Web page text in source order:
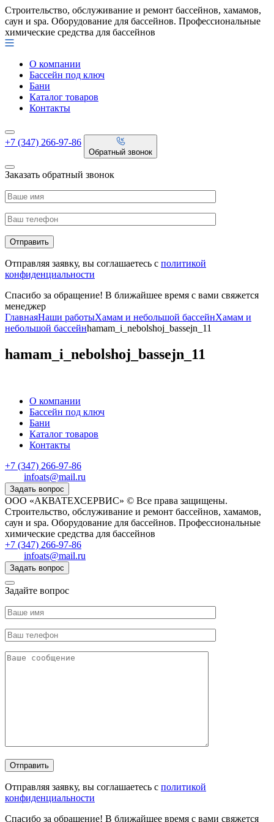
Строительство, обслуживание и ремонт бассейнов, хамамов,
саун и spa. Оборудование для бассейнов. Профессиональные
химические средства для бассейнов
О компании
Бассейн под ключ
Бани
Каталог товаров
Контакты
+7 (347) 266-97-86
Обратный звонок
Заказать обратный звонок
Отправляя заявку, вы соглашаетесь с политикой
конфиденциальности
Спасибо за обращение! В ближайшее время с вами свяжется
менеджер
ГлавнаяНаши работыХамам и небольшой бассейнХамам и
небольшой бассейнhamam_i_nebolshoj_bassejn_11
hamam_i_nebolshoj_bassejn_11
О компании
Бассейн под ключ
Бани
Каталог товаров
Контакты
+7 (347) 266-97-86
infoats@mail.ru
Задать вопрос
ООО «АКВАТЕХСЕРВИС» © Все права защищены.
Строительство, обслуживание и ремонт бассейнов, хамамов,
саун и spa. Оборудование для бассейнов. Профессиональные
химические средства для бассейнов
+7 (347) 266-97-86
infoats@mail.ru
Задать вопрос
Задайте вопрос
Отправляя заявку, вы соглашаетесь с политикой
конфиденциальности
Спасибо за обращение! В ближайшее время с вами свяжется